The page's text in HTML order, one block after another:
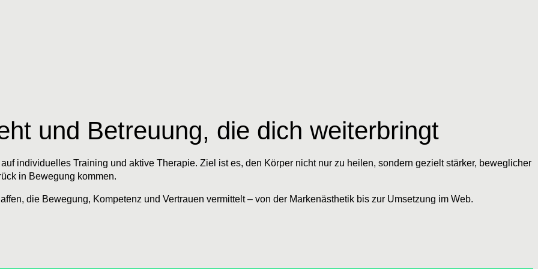
und Betreuung, die dich weiterbringt
individuelles Training und aktive Therapie. Ziel ist es, den Körper nicht nur zu heilen, sondern gezielt stärker, beweglicher
in Bewegung kommen.
die Bewegung, Kompetenz und Vertrauen vermittelt – von der Markenästhetik bis zur Umsetzung im Web.